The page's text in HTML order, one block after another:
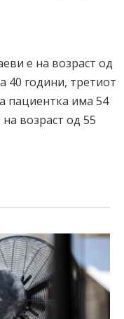
е на возраст од
40 години, третиот
пациентка има 54
возраст од 55